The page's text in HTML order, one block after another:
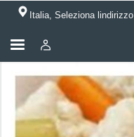
Italia, Seleziona lindirizzo